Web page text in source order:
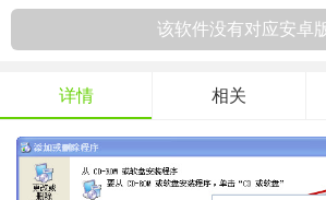
该软件没有对应安卓
详情 相关